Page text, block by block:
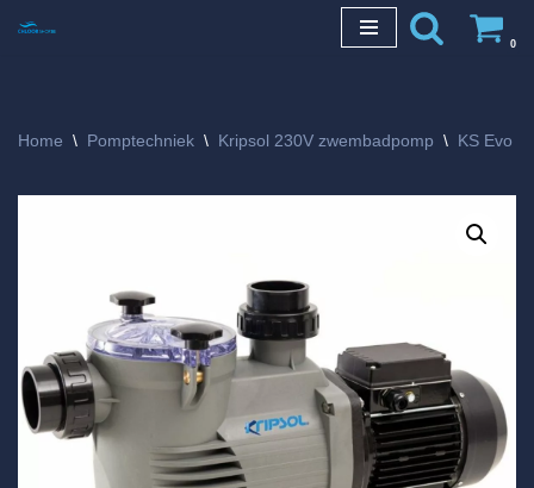
inhoud
0
Home \ Pomptechniek \ Kripsol 230V zwembadpomp \ KS Evo